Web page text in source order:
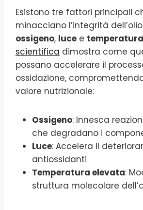
Esistono tre fattori principali
minacciano l’integrità
ossigeno, luce e temperatura
scientifica dimostra come
possano accelerare il
ossidazione,
valore nutrizionale:
Ossigeno: Innesca
che degradano i
Luce: Accelera il
antiossidanti
Temperatura elevata:
struttura molecolare